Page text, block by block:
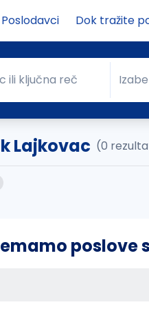
Poslodavci Dok tražite
ključna reč
ili ključna reč Grad
Lajkovac (0
poslove